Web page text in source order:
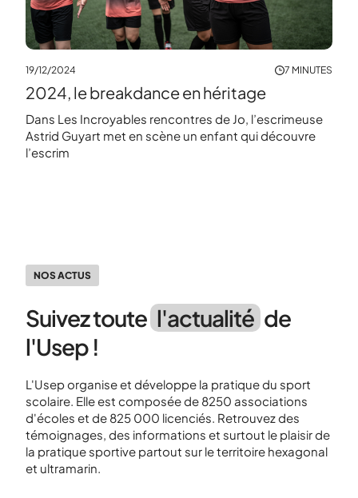
19/12/2024 7 MINUTES
2024, le breakdance en héritage
Dans Les Incroyables rencontres de Jo, l’escrimeuse
Astrid Guyart met en scène un enfant qui découvre
l’escrim
NOS ACTUS
Suivez toute l'actualité de
l'Usep !
L'Usep organise et développe la pratique du sport
scolaire. Elle est composée de 8250 associations
d'écoles et de 825 000 licenciés. Retrouvez des
témoignages, des informations et surtout le plaisir de
la pratique sportive partout sur le territoire hexagonal
et ultramarin.